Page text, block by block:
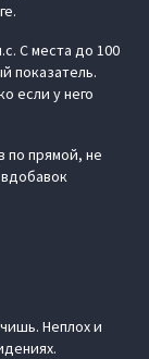
С места до 100
показатель.
если у него
по прямой, не
Неплох и